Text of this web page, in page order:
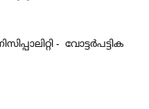
- വോട്ടർപട്ടിക